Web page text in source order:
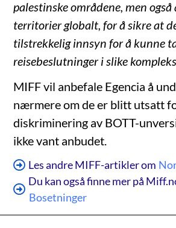
palestinske områdene, men
territorier globalt, for å sikre at
tilstrekkelig innsyn for å kunne
reisebeslutninger i slike
MIFF vil anbefale Egencia å
nærmere om de er blitt utsatt
diskriminering av BOTT-
ikke vant anbudet.
Les andre MIFF-artikler om
Du kan også finne mer på
Bosetninger